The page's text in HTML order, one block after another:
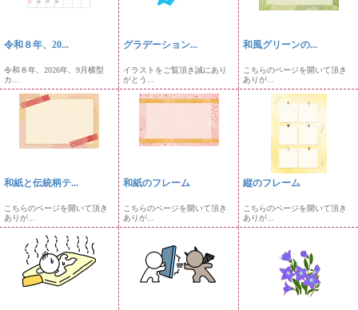
令和８年、20...
令和８年、2026年、9月横型
カ...
グラデーション...
イラストをご覧頂き誠にあり
がとう...
和風グリーンの...
こちらのページを開いて頂き
ありが...
和紙と伝統柄テ...
こちらのページを開いて頂き
ありが...
和紙のフレーム
こちらのページを開いて頂き
ありが...
縦のフレーム
こちらのページを開いて頂き
ありが...